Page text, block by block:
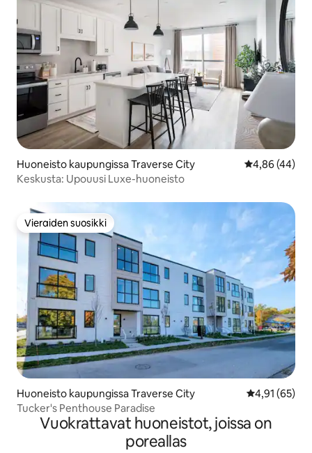
Huoneisto kaupungissa Traverse City
4,86 (44)
Keskusta: Upouusi Luxe-huoneisto
Vieraiden suosikki
Vieraiden suosikki
Huoneisto kaupungissa Traverse City
4,91 (65)
Tucker's Penthouse Paradise
Vuokrattavat huoneistot, joissa on
poreallas